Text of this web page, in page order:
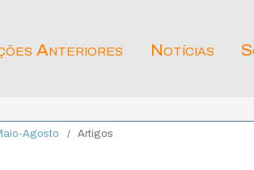
Anteriores Notícias
Agosto / Artigos